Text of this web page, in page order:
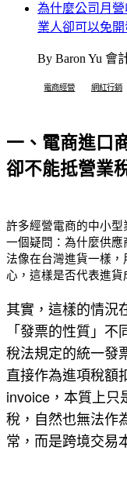
為什麼公司月
業人卻可以免開
By Baron Yu 會
電商經營 網紅行銷
一、電商進口
卻不能抵營業
許多經營電商的中小型
一個疑問：為什麼供
法像在台灣進貨一樣
心，這樣是否代表進貨
其實，這樣的情況
「發票的性質」
稅法規定的統一發
直接作為進項稅額
invoice，本質上只
稅，自然也無法作
常，而是跨境交易